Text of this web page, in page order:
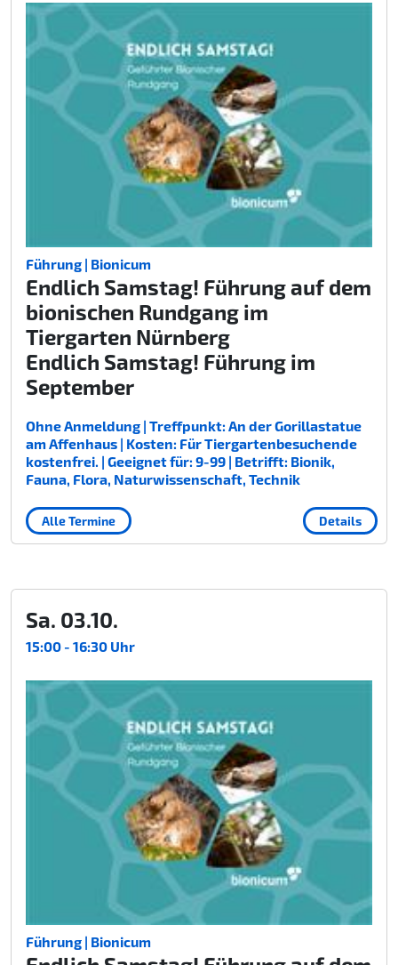
Führung | Bionicum
Endlich Samstag! Führung auf dem
bionischen Rundgang im
Tiergarten Nürnberg
Endlich Samstag! Führung im
September
Ohne Anmeldung | Treffpunkt: An der Gorillastatue
am Affenhaus | Kosten: Für Tiergartenbesuchende
kostenfrei. | Geeignet für: 9-99 | Betrifft: Bionik,
Fauna, Flora, Naturwissenschaft, Technik
Details
Alle Termine
Sa. 03.10.
15:00 - 16:30 Uhr
Führung | Bionicum